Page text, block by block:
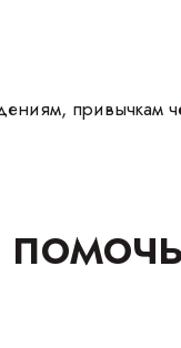
привычкам